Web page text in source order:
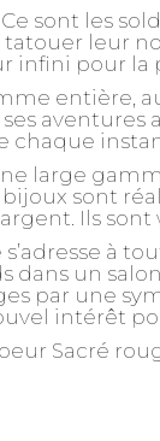
Ce sont les
tatouer leur
infini pour la
entière,
chaque
large
bijoux sont
Ils
s’adresse à
dans un
par une
intérêt
Sacré